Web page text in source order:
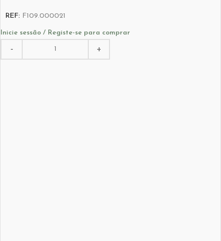
REF: F109.000021
Inicie sessão / Registe-se para comprar